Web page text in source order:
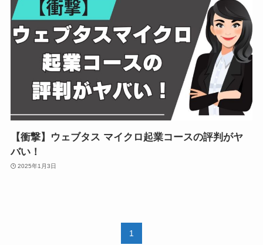
【衝撃】ウェブタス マイクロ起業コースの評判がヤ
バい！
2025年1月3日
1